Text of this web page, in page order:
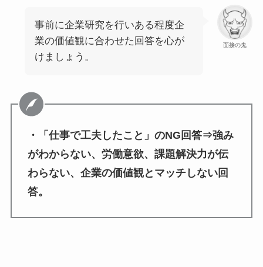
面接の鬼
事前に企業研究を行いある程度企
業の価値観に合わせた回答を心が
けましょう。
・「仕事で工夫したこと」のNG回答⇒強み
がわからない、労働意欲、課題解決力が伝
わらない、企業の価値観とマッチしない回
答。